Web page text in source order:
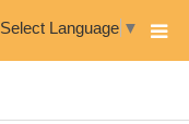
Select Language ▼